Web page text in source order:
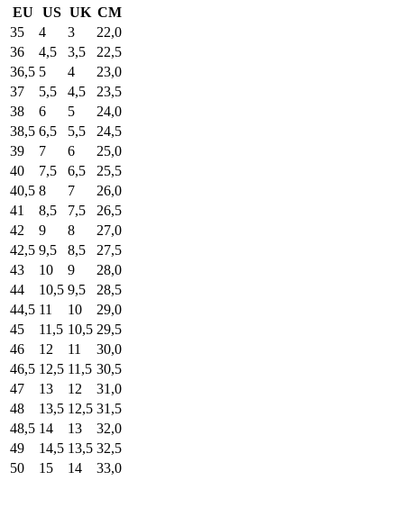
EU US UK CM
35
4 3
22,0
36
4,5 3,5
22,5
36,5 5 4
23,0
37
5,5 4,5
23,5
38
6 5
24,0
38,5 6,5 5,5
24,5
39
7 6
25,0
40
7,5 6,5
25,5
40,5 8 7
26,0
41
8,5 7,5
26,5
42
9 8
27,0
42,5 9,5 8,5
27,5
43
10 9
28,0
44
10,5 9,5
28,5
44,5 11 10
29,0
45
11,5 10,5 29,5
46
12 11
30,0
46,5 12,5 11,5 30,5
47
13 12
31,0
48
13,5 12,5 31,5
48,5 14 13
32,0
49
14,5 13,5 32,5
50
15 14 33,0